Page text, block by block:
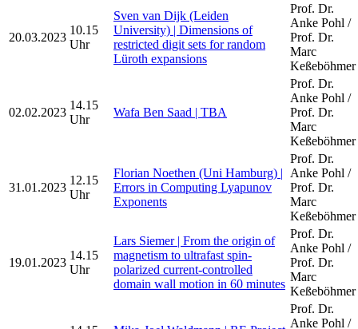
20.03.2023
10.15
Uhr
Sven van Dijk (Leiden
University) | Dimensions of
restricted digit sets for random
Lüroth expansions
Prof. Dr.
Anke Pohl /
Prof. Dr.
Marc
Keßeböhmer
02.02.2023
14.15
Uhr
Wafa Ben Saad | TBA
Prof. Dr.
Anke Pohl /
Prof. Dr.
Marc
Keßeböhmer
31.01.2023
12.15
Uhr
Florian Noethen (Uni Hamburg) |
Errors in Computing Lyapunov
Exponents
Prof. Dr.
Anke Pohl /
Prof. Dr.
Marc
Keßeböhmer
19.01.2023
14.15
Uhr
Lars Siemer | From the origin of
magnetism to ultrafast spin-
polarized current-controlled
domain wall motion in 60 minutes
Prof. Dr.
Anke Pohl /
Prof. Dr.
Marc
Keßeböhmer
Prof. Dr.
Anke Pohl /